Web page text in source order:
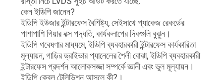
কেন ইডিপি জানেন?
ইডিপি ইউজার ইন্টারফেস বৈশিষ্ট্য, সেইসাথে প্যাকেজ রেকর্ডের
পাশাপাশি গিয়ার বক্স পদ্ধতি, কার্যকলাপের দিকগুলি বুঝুন।
ইডিপি গবেষণার মাধ্যমে, ইডিপি ব্যবহারকারী ইন্টারফেস কার্যকারিতা
মূল্যায়ন, গাড়ির ড্রাইভার প্যানেলের শৈলী বোঝা, ইডিপি ব্যবহারকারী
ইন্টারফেস প্রদর্শন আলোকসজ্জা সম্পর্কে জ্ঞানী এবং ভুল মূল্যায়ন।
ইডিপি কেবল টেলিভিশন আসলে কী?।